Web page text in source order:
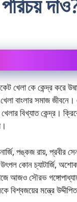
খেলা কে কেন্দ্র করে
বাংলার সমাজ
বিখ্যাত কেন্দ্র।
পঙ্কজ রায়, প্রবীর
কোন চ্যাটার্জি, অশোক
আজও সৌরভ
বিশ্বজয়ের মন্ত্রে